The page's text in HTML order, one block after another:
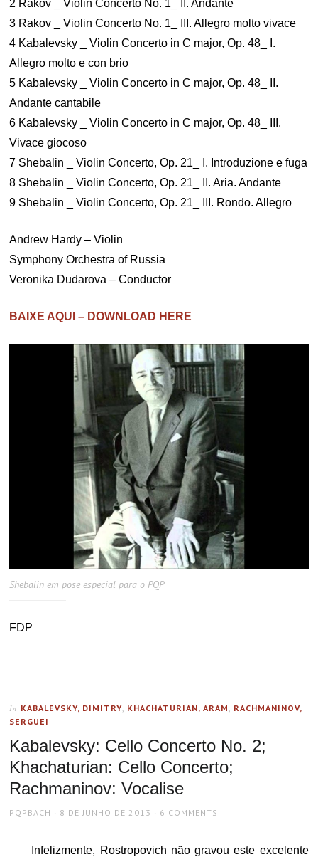
2 Rakov _ Violin Concerto No. 1_ II. Andante
3 Rakov _ Violin Concerto No. 1_ III. Allegro molto vivace
4 Kabalevsky _ Violin Concerto in C major, Op. 48_ I.
Allegro molto e con brio
5 Kabalevsky _ Violin Concerto in C major, Op. 48_ II.
Andante cantabile
6 Kabalevsky _ Violin Concerto in C major, Op. 48_ III.
Vivace giocoso
7 Shebalin _ Violin Concerto, Op. 21_ I. Introduzione e fuga
8 Shebalin _ Violin Concerto, Op. 21_ II. Aria. Andante
9 Shebalin _ Violin Concerto, Op. 21_ III. Rondo. Allegro
Andrew Hardy – Violin
Symphony Orchestra of Russia
Veronika Dudarova – Conductor
BAIXE AQUI – DOWNLOAD HERE
Shebalin em pose especial para o PQP
FDP
In KABALEVSKY, DIMITRY KHACHATURIAN, ARAM
RACHMANINOV,
SERGUEI
Kabalevsky: Cello Concerto No. 2;
Khachaturian: Cello Concerto;
Rachmaninov: Vocalise
AUTHOR
PQPBACH
POSTED
8 DE JUNHO DE 2013 6 COMMENTS
Infelizmente, Rostropovich não gravou este excelente